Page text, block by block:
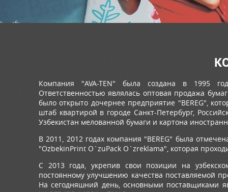
Компания "AVA-TEN" была создана в 1995
Ответственностью являлась оптовая продажа
было открыто дочернее предприятие "BEREG",
штаб квартирой в городе Санкт-Петербург,
Узбекистан мелованной бумаги и картона
В 2011, 2012 годах компания "BEREG" была
"OzbekinPrint O`zuPack O`zreklama", которая
С 2013 года, укрепив свои позиции на
постоянному улучшению качества поставляемой
На сегодняшний день, основными поставщиками